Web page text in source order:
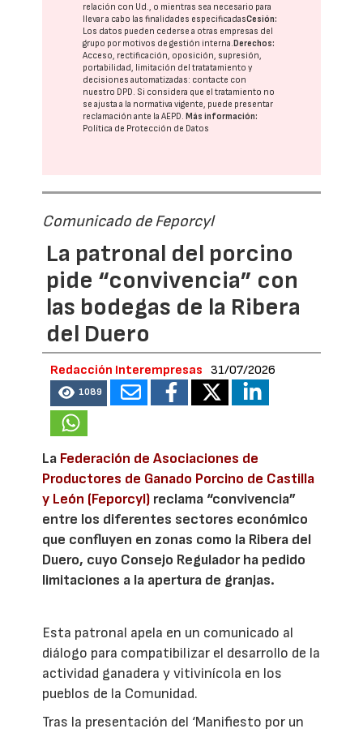
relación con Ud., o mientras sea necesario para
llevar a cabo las finalidades especificadasCesión:
Los datos pueden cederse a otras empresas del
grupo por motivos de gestión interna. Derechos:
Acceso, rectificación, oposición, supresión,
portabilidad, limitación del tratatamiento y
decisiones automatizadas: contacte con
nuestro DPD. Si considera que el tratamiento no
se ajusta a la normativa vigente, puede presentar
reclamación ante laAEPD. Más información:
Política de Protección de Datos
Comunicado de Feporcyl
La patronal del porcino
pide “convivencia” con
las bodegas de la Ribera
del Duero
Redacción Interempresas 31/07/2026
1089
La Federación de Asociaciones de
Productores de Ganado Porcino de Castilla
y León (Feporcyl) reclama “convivencia”
entre los diferentes sectores económico
que confluyen en zonas como la Ribera del
Duero, cuyo Consejo Regulador ha pedido
limitaciones a la apertura de granjas.
Esta patronal apela en un comunicado al
diálogo para compatibilizar el desarrollo de la
actividad ganadera y vitivinícola en los
pueblos de la Comunidad.
Tras la presentación del ‘Manifiesto por un